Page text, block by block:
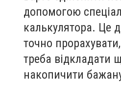
допомогою
калькулятора. Це
точно
треба відкладати
накопичити